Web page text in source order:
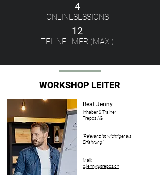
4
ONLINESESSIONS
12
TEILNEHMER (MAX.)
WORKSHOP LEITER
Beat Jenny
Inhaber & Trainer
Trepos AG
"Relevanz ist wichtiger als
Erfahrung"
Mail:
b.jenny@trepos.ch